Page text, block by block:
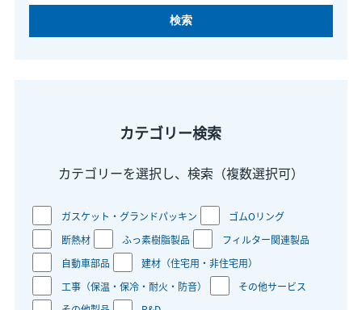
カテゴリー検索
カテゴリーを選択し、検索（複数選択可）
ガスケット・グランドパッキン
ゴムOリング
断熱材
ふっ素樹脂製品
フィルター関連製品
自動車部品
建材（住宅用・非住宅用）
工事（保温・保冷・耐火・防音）
その他サービス